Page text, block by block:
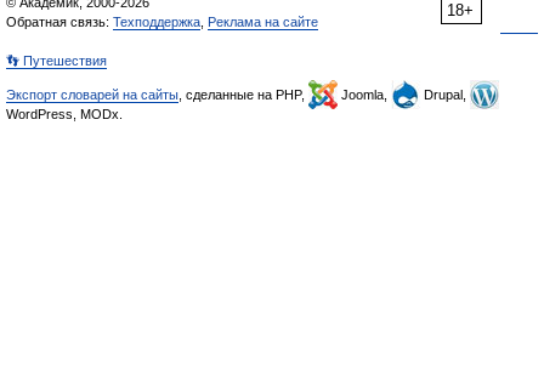
18+
Обратная связь: Техподдержка Реклама на сайте
👣 Путешествия
Экспорт словарей на сайты , сделанные на PHP, Joomla,
Drupal,
WordPress, MODx.